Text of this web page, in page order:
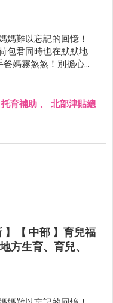
媽難以忘記的回憶！
包君同時也在默默地
媽霧煞煞！別擔心，
生育、育兒、托育補
請領什麼補助吧！
托育補助 、 北部津貼總
】【 中部 】育兒福
方生育、育兒、